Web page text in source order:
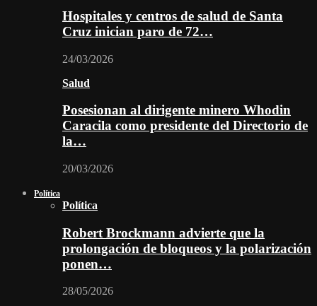
Hospitales y centros de salud de Santa
Cruz inician paro de 72…
24/03/2026
Salud
Posesionan al dirigente minero Whodin
Caracila como presidente del Directorio de
la…
20/03/2026
Política
Política
Robert Brockmann advierte que la
prolongación de bloqueos y la polarización
ponen…
28/05/2026